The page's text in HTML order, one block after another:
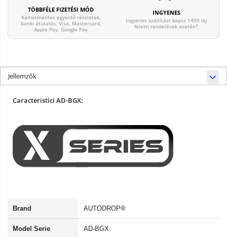
TÖBBFÉLE FIZETÉSI MÓD
Kamatmentes egyenlő részletek,
banki átutalás, Visa, Mastercard,
Apple Pay, Google Pay
INGYENES
Ingyenes szállítást kapsz 1499 lej
feletti rendelések esetén*
Jellemzők
Caracteristici AD-BGX:
Brand AUTODROP®
Model Serie AD-BGX